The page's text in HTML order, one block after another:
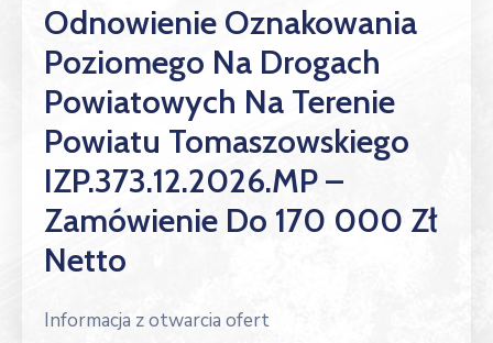
Odnowienie Oznakowania
Poziomego Na Drogach
Powiatowych Na Terenie
Powiatu Tomaszowskiego
IZP.373.12.2026.MP –
Zamówienie Do 170 000 Zł
Netto
Informacja z otwarcia ofert